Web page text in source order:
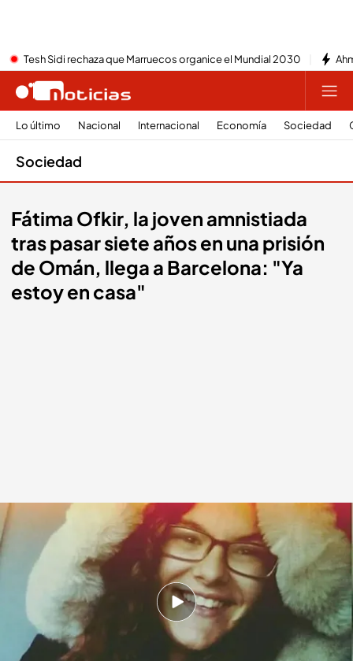
Tesh Sidi rechaza que Marruecos organice el Mundial 2030
Lo último Nacional Internacional Economía Sociedad
Sociedad
Fátima Ofkir, la joven amnistiada
tras pasar siete años en una prisión
de Omán, llega a Barcelona: "Ya
estoy en casa"
Llega a Fátima Ofkir, la joven catalana amnistiada
Redacción digital Noticias Cuatro
30 MAR 2025 - 15:23h.
Fátima Ofkir ha llegado este domingo al
Aeropuerto de Barcelona-El Prat, después de